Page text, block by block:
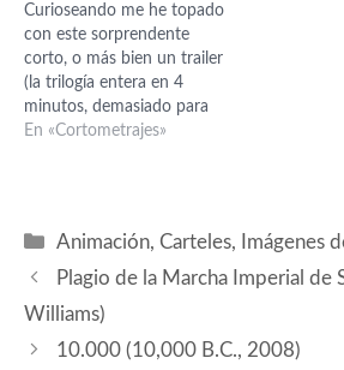
YouTube no lo dice, pero
mis felicitaciones. Toca…
Curioseando me he topado
con este sorprendente
corto, o más bien un trailer
(la trilogía entera en 4
minutos, demasiado para
comprimirlo) casero de El
aplicada a los decorados…
En «Cortometrajes»
Categorías
Animación,Carteles,
Imágenes
Plagio de la Marcha Imperial de
Williams)
10.000 (10,000 B.C., 2008)